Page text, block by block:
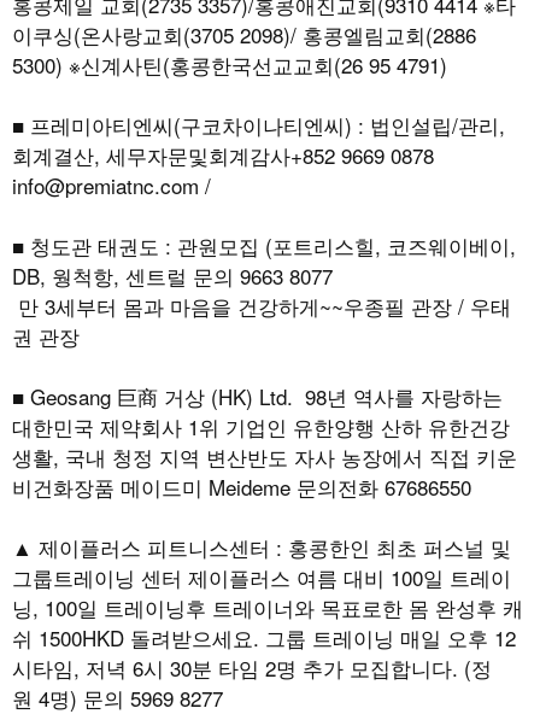
이쿠싱(온사랑교회(3705 2098)/ 홍콩엘림교회(2886
5300) ※신계사틴(홍콩한국선교교회(26 95 4791)
■ 프레미아티엔씨(구코차이나티엔씨) : 법인설립/관리,
회계결산, 세무자문및회계감사+852 9669 0878
info@premiatnc.com /
■ 청도관 태권도 : 관원모집 (포트리스힐, 코즈웨이베이,
DB, 웡척항, 센트럴 문의 9663 8077
만 3세부터 몸과 마음을 건강하게~~우종필 관장 / 우태
권 관장
■ Geosang 巨商 거상 (HK) Ltd. 98년 역사를 자랑하는
대한민국 제약회사 1위 기업인 유한양행 산하 유한건강
생활, 국내 청정 지역 변산반도 자사 농장에서 직접 키운
비건화장품 메이드미 Meideme 문의전화 67686550
▲ 제이플러스 피트니스센터 : 홍콩한인 최초 퍼스널 및
그룹트레이닝 센터 제이플러스 여름 대비 100일 트레이
닝, 100일 트레이닝후 트레이너와 목표로한 몸 완성후 캐
쉬 1500HKD 돌려받으세요. 그룹 트레이닝 매일 오후 12
시타임, 저녁 6시 30분 타임 2명 추가 모집합니다. (정
원 4명) 문의 5969 8277